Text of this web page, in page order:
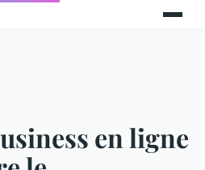
en ligne